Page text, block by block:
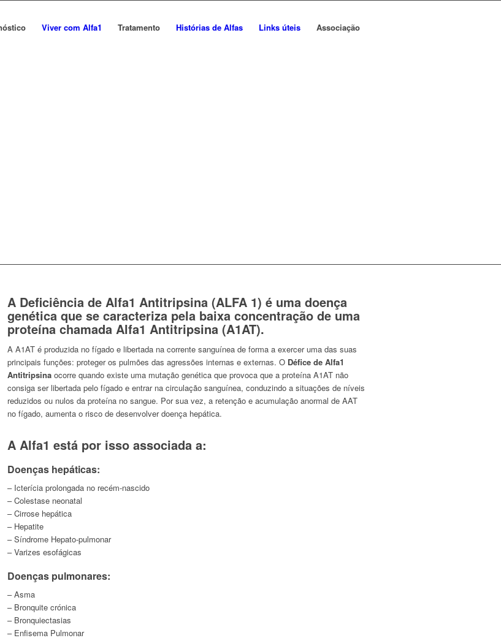
Viver com Alfa1 Tratamento Histórias de Alfas Links úteis Associação
A Deficiência de Alfa1 Antitripsina (ALFA 1) é uma doença
genética que se caracteriza pela baixa concentração de uma
proteína chamada Alfa1 Antitripsina (A1AT).
A A1AT é produzida no fígado e libertada na corrente sanguínea de forma a exercer uma das suas
principais funções: proteger os pulmões das agressões internas e externas. O Défice de Alfa1
Antitripsina ocorre quando existe uma mutação genética que provoca que a proteína A1AT não
consiga ser libertada pelo fígado e entrar na circulação sanguínea, conduzindo a situações de níveis
reduzidos ou nulos da proteína no sangue. Por sua vez, a retenção e acumulação anormal de AAT
no fígado, aumenta o risco de desenvolver doença hepática.
A Alfa1 está por isso associada a:
Doenças hepáticas:
– Icterícia prolongada no recém-nascido
– Colestase neonatal
– Cirrose hepática
– Hepatite
– Síndrome Hepato-pulmonar
– Varizes esofágicas
Doenças pulmonares:
– Asma
– Bronquite crónica
– Bronquiectasias
– Enfisema Pulmonar